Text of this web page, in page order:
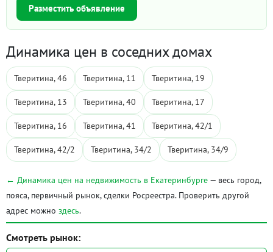
Разместить объявление
Динамика цен в соседних домах
Тверитина, 46 Тверитина, 11 Тверитина, 19
Тверитина, 13 Тверитина, 40 Тверитина, 17
Тверитина, 16 Тверитина, 41 Тверитина, 42/1
Тверитина, 42/2 Тверитина, 34/2 Тверитина, 34/9
← Динамика цен на недвижимость в Екатеринбурге — весь город,
пояса, первичный рынок, сделки Росреестра. Проверить другой
адрес можно здесь.
Смотреть рынок: